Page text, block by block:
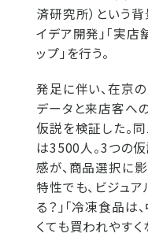
済研究所）という
イデア開発」「実店
ップ」を行う。
発足に伴い、在京
データと来店客へ
仮説を検証した。
は3500人。3つの仮
感が、商品選択に影
特性でも、ビジュ
る？」「冷凍食品
くても買われやすく